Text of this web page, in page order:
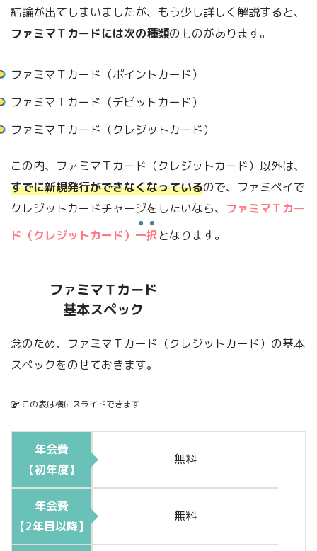
結論が出てしまいましたが、もう少し詳しく解説すると、
ファミマＴカードには次の種類のものがあります。
ファミマＴカード（ポイントカード）
ファミマＴカード（デビットカード）
ファミマＴカード（クレジットカード）
この内、ファミマＴカード（クレジットカード）以外は、
すでに新規発行ができなくなっているので、ファミペイで
クレジットカードチャージをしたいなら、 ファミマＴカー
ド（クレジットカード） 一択となります。
ファミマＴカード
基本スペック
念のため、ファミマＴカード（クレジットカード）の基本
スペックをのせておきます。
この表は横にスライドできます
年会費
【初年度】
無料
年会費
【2年目以降】
無料